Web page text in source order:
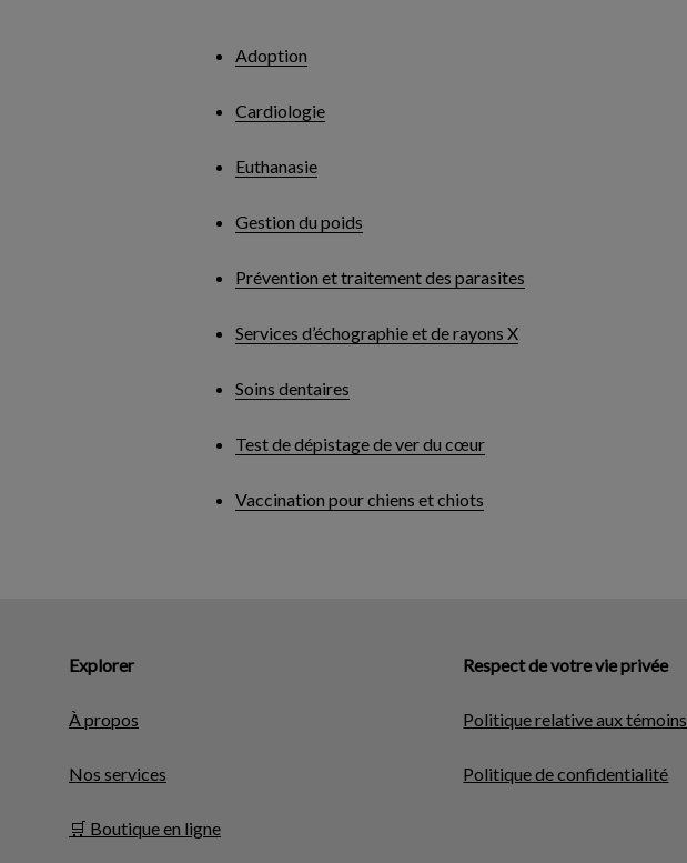
Adoption
Cardiologie
Euthanasie
Gestion du poids
Prévention et traitement des parasites
Services d’échographie et de rayons X
Soins dentaires
Test de dépistage de ver du cœur
Vaccination pour chiens et chiots
Explorer
À propos
Nos services
🛒 Boutique en ligne
Respect de votre vie privée
Politique relative aux témoins
Politique de confidentialité